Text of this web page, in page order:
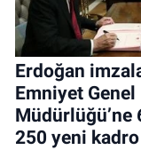
Erdoğan
Emniyet Genel
Müdürlüğü’ne
250 yeni kadro